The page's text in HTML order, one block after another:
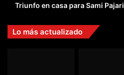
Triunfo en casa para Sami Pajari
Lo más actualizado